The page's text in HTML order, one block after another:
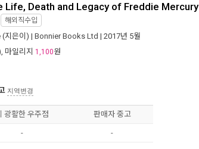
Life, Death and Legacy of Freddie Mercury
해외직수입
(지은이) | Bonnier Books Ltd | 2017년 5월
마일리지 1,100원
지역변경
광활한 우주점 판매자 중고
- -